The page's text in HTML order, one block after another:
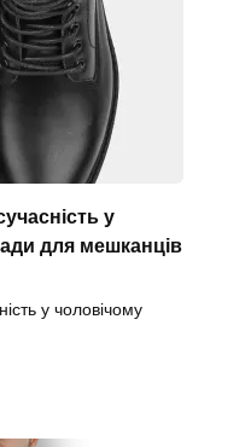
у
для мешканців
у чоловічому